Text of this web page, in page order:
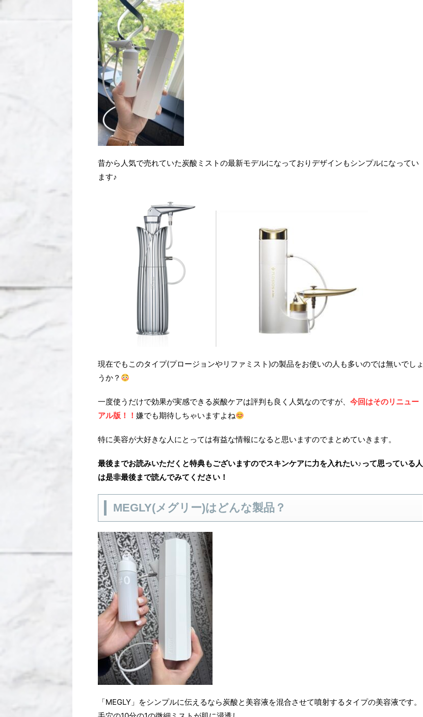
昔から人気で売れていた炭酸ミストの最新モデルになっておりデザインもシンプルになってい
ます♪
現在でもこのタイプ(プロージョンやリファミスト)の製品をお使いの人も多いのでは無いでしょ
うか？
一度使うだけで効果が実感できる炭酸ケアは評判も良く人気なのですが、 今回はそのリニュー
アル版！！ 嫌でも期待しちゃいますよね
特に美容が大好きな人にとっては有益な情報になると思いますのでまとめていきます。
最後までお読みいただくと特典もございますのでスキンケアに力を入れたい♪って思っている人
は是非最後まで読んでみてください！
MEGLY(メグリー)はどんな製品？
「MEGLY」をシンプルに伝えるなら炭酸と美容液を混合させて噴射するタイプの美容液です。